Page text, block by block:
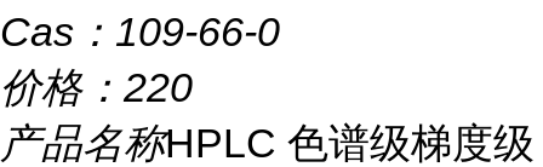
Cas： 109-66-0
价格： 220
产品名称HPLC 色谱级梯度级